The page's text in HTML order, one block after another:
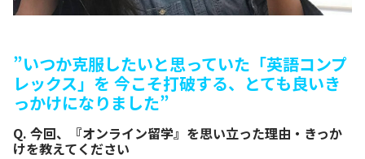
”いつか克服したいと思っていた「英語コンプ
レックス」を 今こそ打破する、とても良いき
っかけになりました”
Q. 今回、『オンライン留学』を思い立った理由・きっか
けを教えてください